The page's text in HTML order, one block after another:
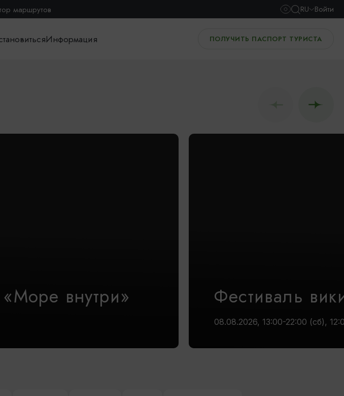
маршрутов RU Войти
Информация ПОЛУЧИТЬ ПАСПОРТ ТУРИСТА
внутри» Фестиваль
08.08.2026, 13:00-22:00 (сб),